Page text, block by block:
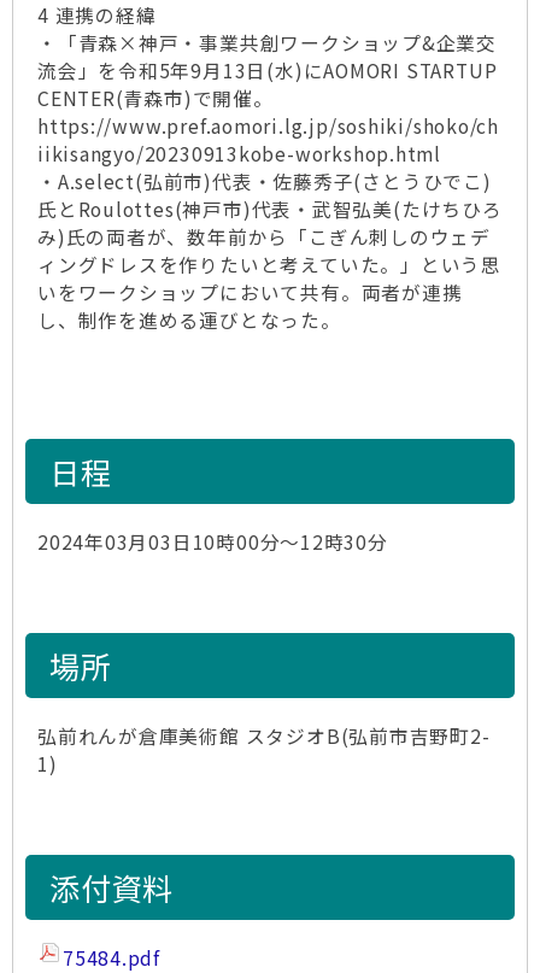
4 連携の経緯
・「青森×神戸・事業共創ワークショップ&企業交
流会」を令和5年9月13日(水)にAOMORI STARTUP
CENTER(青森市)で開催。
https://www.pref.aomori.lg.jp/soshiki/shoko/ch
iikisangyo/20230913kobe-workshop.html
・A.select(弘前市)代表・佐藤秀子(さとうひでこ)
氏とRoulottes(神戸市)代表・武智弘美(たけちひろ
み)氏の両者が、数年前から「こぎん刺しのウェデ
ィングドレスを作りたいと考えていた。」という思
いをワークショップにおいて共有。両者が連携
し、制作を進める運びとなった。
日程
2024年03月03日10時00分～12時30分
場所
弘前れんが倉庫美術館 スタジオB(弘前市吉野町2-
1)
添付資料
75484.pdf